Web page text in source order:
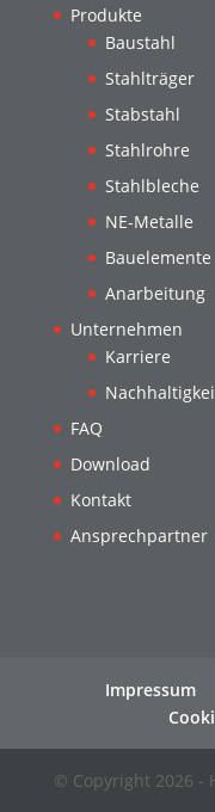
Produkte
Baustahl
Stahlträger
Stabstahl
Stahlrohre
Stahlbleche
NE-Metalle
Bauelemente
Anarbeitung
Unternehmen
Karriere
FAQ
Download
Kontakt
Ansprechpartner
Impressum
© Copyright 2026 -